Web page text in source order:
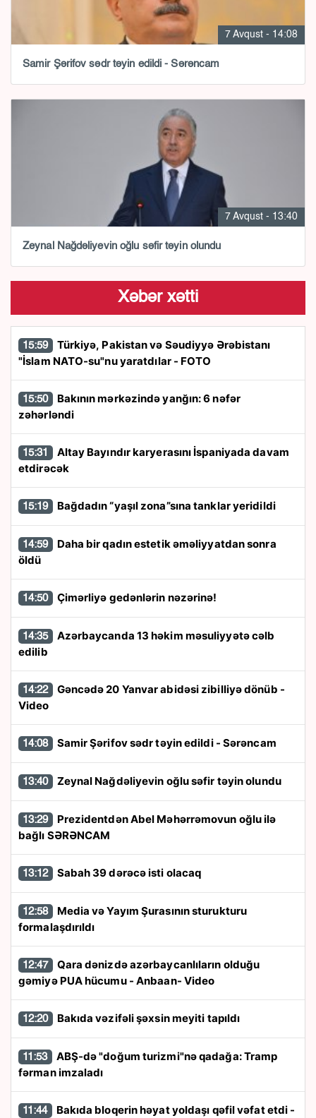
7 Avqust - 14:08
Samir Şərifov sədr təyin edildi - Sərəncam
7 Avqust - 13:40
Zeynal Nağdəliyevin oğlu səfir təyin olundu
Xəbər xətti
15:59
"İslam NATO-su"nu yaratdılar - FOTO
15:50
zəhərləndi
15:31
etdirəcək
15:19 Bağdadın “yaşıl zona”sına tanklar yeridildi
14:59
öldü
14:50 Çimərliyə gedənlərin nəzərinə!
14:35
edilib
14:22
Video
14:08 Samir Şərifov sədr təyin edildi - Sərəncam
13:40 Zeynal Nağdəliyevin oğlu səfir təyin olundu
13:29
bağlı SƏRƏNCAM
13:12 Sabah 39 dərəcə isti olacaq
12:58
formalaşdırıldı
12:47
gəmiyə PUA hücumu - Anbaan- Video
12:20 Bakıda vəzifəli şəxsin meyiti tapıldı
11:53
fərman imzaladı
11:44